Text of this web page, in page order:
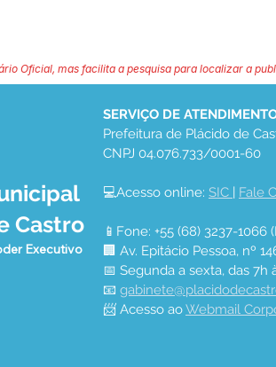
Oficial, mas facilita a pesquisa para localizar a
Castro
Executivo
SERVIÇO DE
Prefeitura de Plácido de
CNPJ 04.076.733/0001-60
💻Acesso online: SIC | Fale
📱Fone: +55 (68) 3237-1066
🏢 Av. Epitácio Pessoa, nº
📅 Segunda a sexta, das 7h
📧
📨 Acesso ao Webmail